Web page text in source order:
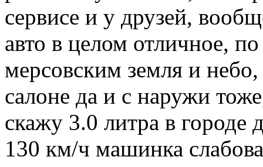
сервисе и у друзей,
авто в целом отличное,
мерсовским земля и
салоне да и с наружи
скажу 3.0 литра в городе
130 км/ч машинка